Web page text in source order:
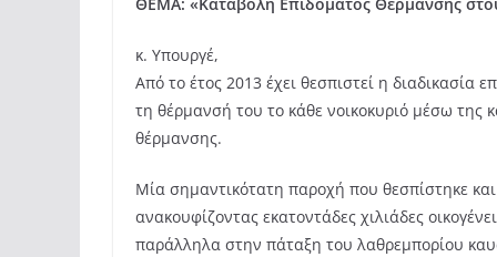
κ. Υπουργέ,
Από το έτος 2013 έχει θεσπιστεί η
τη θέρμανσή του το κάθε νοικοκυριό μέσω της
θέρμανσης.
Μία σημαντικότατη παροχή που θεσπίστηκε
ανακουφίζοντας εκατοντάδες χιλιάδες
παράλληλα στην πάταξη του λαθρεμπορίου